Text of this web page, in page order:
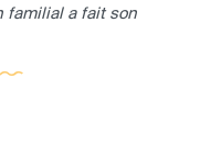
familial a fait son